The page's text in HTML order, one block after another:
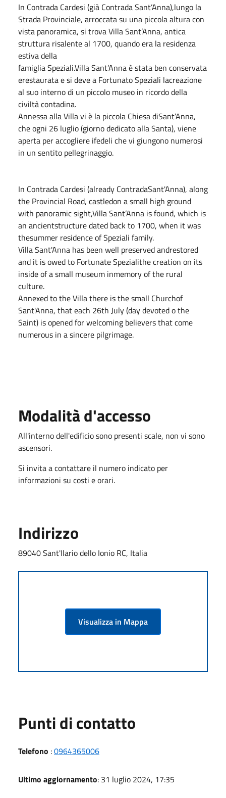
In Contrada Cardesi (già Contrada Sant’Anna),lungo la
Strada Provinciale, arroccata su una piccola altura con
vista panoramica, si trova Villa Sant’Anna, antica
struttura risalente al 1700, quando era la residenza
estiva della
famiglia Speziali.Villa Sant’Anna è stata ben conservata
erestaurata e si deve a Fortunato Speziali lacreazione
al suo interno di un piccolo museo in ricordo della
civiltà contadina.
Annessa alla Villa vi è la piccola Chiesa diSant’Anna,
che ogni 26 luglio (giorno dedicato alla Santa), viene
aperta per accogliere ifedeli che vi giungono numerosi
in un sentito pellegrinaggio.
In Contrada Cardesi (already ContradaSant'Anna), along
the Provincial Road, castledon a small high ground
with panoramic sight,Villa Sant’Anna is found, which is
an ancientstructure dated back to 1700, when it was
thesummer residence of Speziali family.
Villa Sant'Anna has been well preserved andrestored
and it is owed to Fortunate Spezialithe creation on its
inside of a small museum inmemory of the rural
culture.
Annexed to the Villa there is the small Churchof
Sant'Anna, that each 26th July (day devoted o the
Saint) is opened for welcoming believers that come
numerous in a sincere pilgrimage.
Modalità d'accesso
All'interno dell'edificio sono presenti scale, non vi sono
ascensori.
Si invita a contattare il numero indicato per
informazioni su costi e orari.
Indirizzo
89040 Sant'Ilario dello Ionio RC, Italia
Visualizza in Mappa
Punti di contatto
Telefono :0964365006
Ultimo aggiornamento: 31 luglio 2024, 17:35